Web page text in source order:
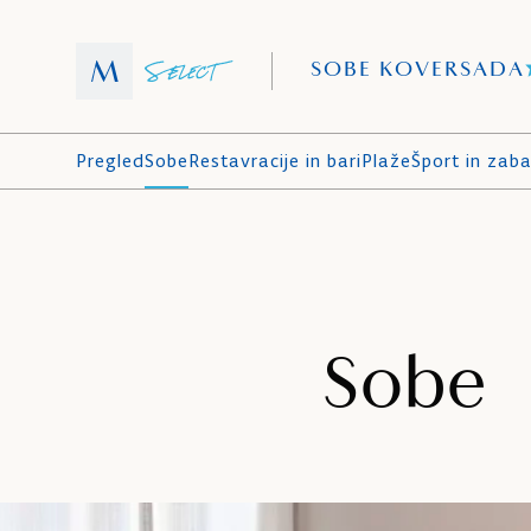
SOBE KOVERSADA
PregledSobeRestavracije in bariPlažeŠport in
Sobe